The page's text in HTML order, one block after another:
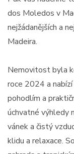
dos Moledos v
nejžádanějších a
Madeira.
Nemovitost byla
roce 2024 a
pohodlím a
úchvatné výhledy
vánek a čistý
klidu a relaxace.